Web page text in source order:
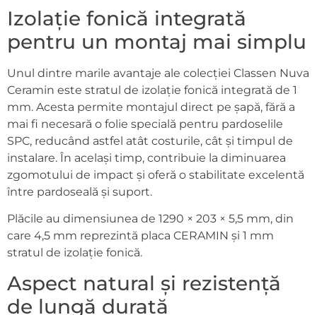
Izolație fonică integrată
pentru un montaj mai simplu
Unul dintre marile avantaje ale colecției Classen Nuva
Ceramin este stratul de izolație fonică integrată de 1
mm. Acesta permite montajul direct pe șapă, fără a
mai fi necesară o folie specială pentru pardoselile
SPC, reducând astfel atât costurile, cât și timpul de
instalare. În același timp, contribuie la diminuarea
zgomotului de impact și oferă o stabilitate excelentă
între pardoseală și suport.
Plăcile au dimensiunea de 1290 × 203 × 5,5 mm, din
care 4,5 mm reprezintă placa CERAMIN și 1 mm
stratul de izolație fonică.
Aspect natural și rezistență
de lungă durată